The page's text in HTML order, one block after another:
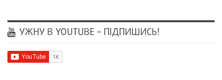
УЖНУ В YOUTUBE – ПІДПИШИСЬ!